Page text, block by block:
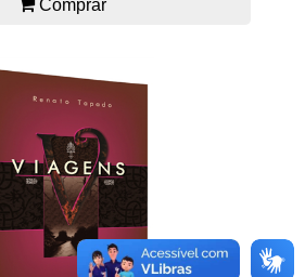
Comprar